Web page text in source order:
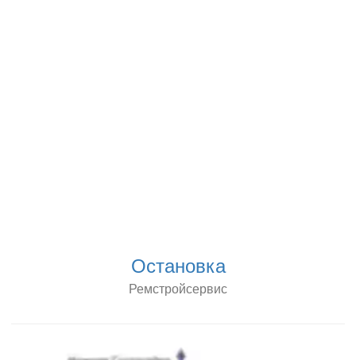
Остановка
Ремстройсервис